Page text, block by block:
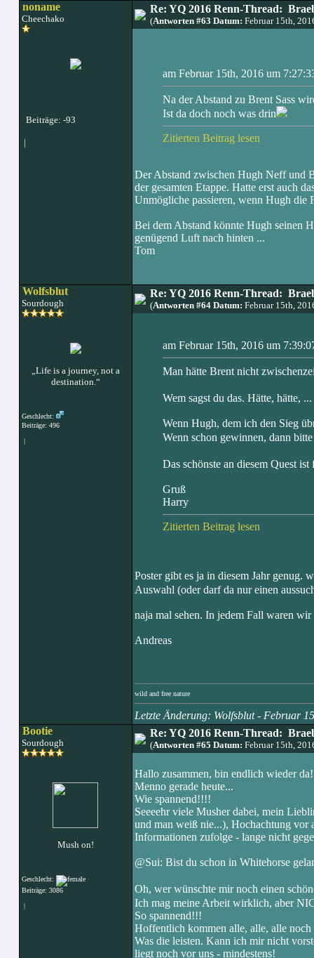
noname
Cheechako
Beiträge: -93
|
Re: YQ 2016 Renn-Thread:
(Antworten #63 Datum: Februar 15th,
am Februar 15th, 2016 um
Na der Abstand zu Brent Sass
Ist da doch noch was drin
Zitierten Beitrag lesen
Der Abstand zwischen Hugh Neff und
der gesamten Etappe. Hatte erst auch
Unmögliche passieren, wenn Hugh die
Bei dem Abstand könnte Hugh seinen
genügend Luft nach hinten ...
Tom
Wolfsblut
Sourdough
„Life is a journey, not a
destination.“
Geschlecht:
Beiträge: 496
|
Re: YQ 2016 Renn-Thread:
(Antworten #64 Datum: Februar 15th,
am Februar 15th, 2016 um
Man hätte Brent nicht
Wem sagst du das. Hätte, hätte,
Wenn Hugh, dem ich den Sieg
Wenn schon gewinnen, dann
Das schönste an diesem Quest
Gruß
Harry
Zitierten Beitrag lesen
Poster gibt es ja in diesem Jahr genug.
Auswahl (oder darf da nur einen
naja mal sehen. In jedem Fall waren
Andreas
wild and free nature
Letzte Änderung: Wolfsblut - Februar
Bootie
Sourdough
Mush on!
Geschlecht:
Beiträge: 3086
|
Re: YQ 2016 Renn-Thread:
(Antworten #65 Datum: Februar 15th,
Hallo zusammen, bin endlich wieder
Menno gerade heute...
Wie spannend!!!!
Seeeehr viele Musher dabei, mein
und man weiß nie...), Hochachtung vor
Informationen zufolge - lange nicht
@Sui: Bist du schon in Whitehorse
Oh, wer wünschte mir noch einen
Ich mag meine Arbeit wirklich, aber
So spannend!!!
Hoffentlich kommen alle, alle, alle
Was die leisten. Kann ich mir nicht
liegt noch vor uns - mindestens!